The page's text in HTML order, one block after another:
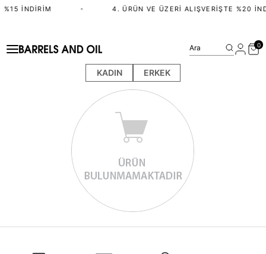
%15 İNDIRIM • 4. ÜRÜN VE ÜZERI ALIŞVERIŞTE %20
KADIN ERKEK
Ara 0